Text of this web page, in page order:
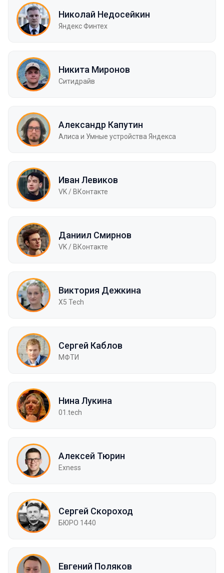
Николай Недосейкин
Яндекс Финтех
Никита Миронов
Ситидрайв
Александр Капутин
Алиса и Умные устройства Яндекса
Иван Левиков
VK / ВКонтакте
Даниил Смирнов
VK / ВКонтакте
Виктория Дежкина
X5 Tech
Сергей Каблов
МФТИ
Нина Лукина
01.tech
Алексей Тюрин
Exness
Сергей Скороход
БЮРО 1440
Евгений Поляков